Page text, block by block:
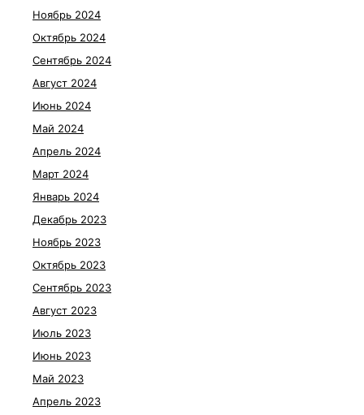
Ноябрь 2024
Октябрь 2024
Сентябрь 2024
Август 2024
Июнь 2024
Май 2024
Апрель 2024
Март 2024
Январь 2024
Декабрь 2023
Ноябрь 2023
Октябрь 2023
Сентябрь 2023
Август 2023
Июль 2023
Июнь 2023
Май 2023
Апрель 2023